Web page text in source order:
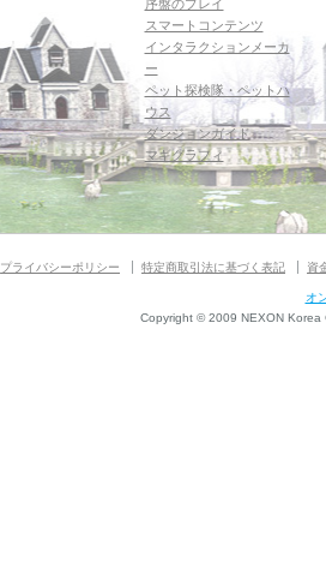
序盤のプレイ
スマートコンテンツ
インタラクションメーカ
ー
ペット探検隊・ペットハ
ウス
ダンジョンガイド
マギグラフィ
プライバシーポリシー 特定商取引法に基づく表記 資
オ
Copyright © 2009 NEXON Korea